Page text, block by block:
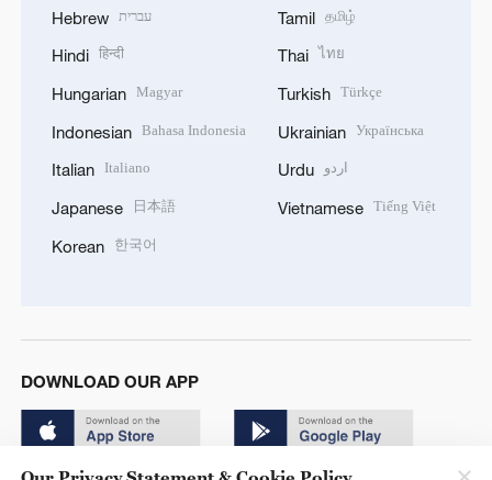
Hebrew עברית
Hindi हिन्दी
Hungarian Magyar
Indonesian Bahasa Indonesia
Italian Italiano
Japanese 日本語
Korean 한국어
Tamil தமிழ்
Thai ไทย
Turkish Türkçe
Ukrainian Українська
Urdu اردو
Vietnamese Tiếng Việt
DOWNLOAD OUR APP